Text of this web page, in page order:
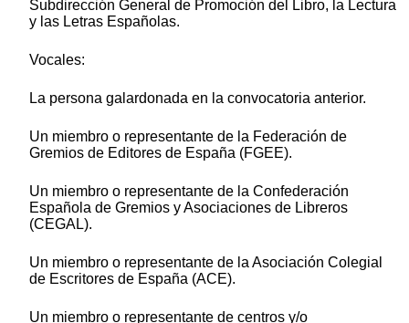
Subdirección General de Promoción del Libro, la Lectura
y las Letras Españolas.
Vocales:
La persona galardonada en la convocatoria anterior.
Un miembro o representante de la Federación de
Gremios de Editores de España (FGEE).
Un miembro o representante de la Confederación
Española de Gremios y Asociaciones de Libreros
(CEGAL).
Un miembro o representante de la Asociación Colegial
de Escritores de España (ACE).
Un miembro o representante de centros y/o